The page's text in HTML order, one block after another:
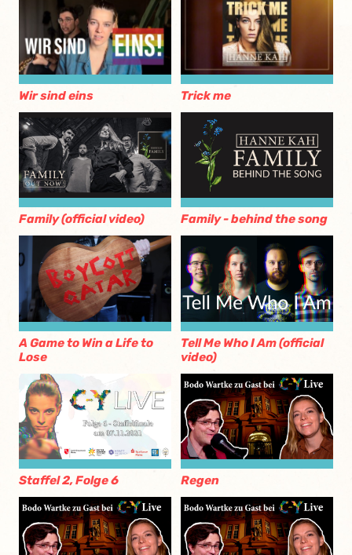
Wir sind eins Trick me
Family (official video) Family - behind the song
A Game to Win a Life to
Lose
Tell Me Who I Am (official
video)
Staffel 2, Folge 6 Regen